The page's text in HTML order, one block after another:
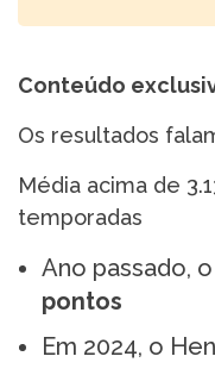
Conteúdo
Os resultados
Média acima de
temporadas
Ano passado,
pontos
Em 2024, o